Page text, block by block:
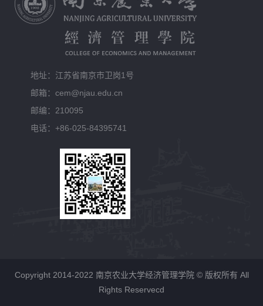
地址：江苏省南京市卫岗1号
邮箱：cem@njau.edu.cn
邮编：210095
电话：+86-025-84395741
Copyright 2014-2022 南京农业大学经济管理学院 © 版权所有 All
Rights Reservecd